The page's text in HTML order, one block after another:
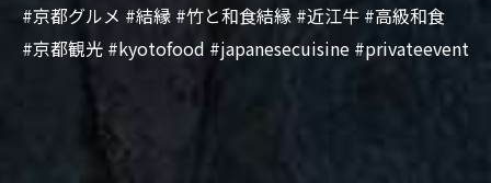
#京都グルメ #結縁 #竹と和食結縁 #近江牛 #高級和食
#京都観光 #kyotofood #japanesecuisine #privateevent